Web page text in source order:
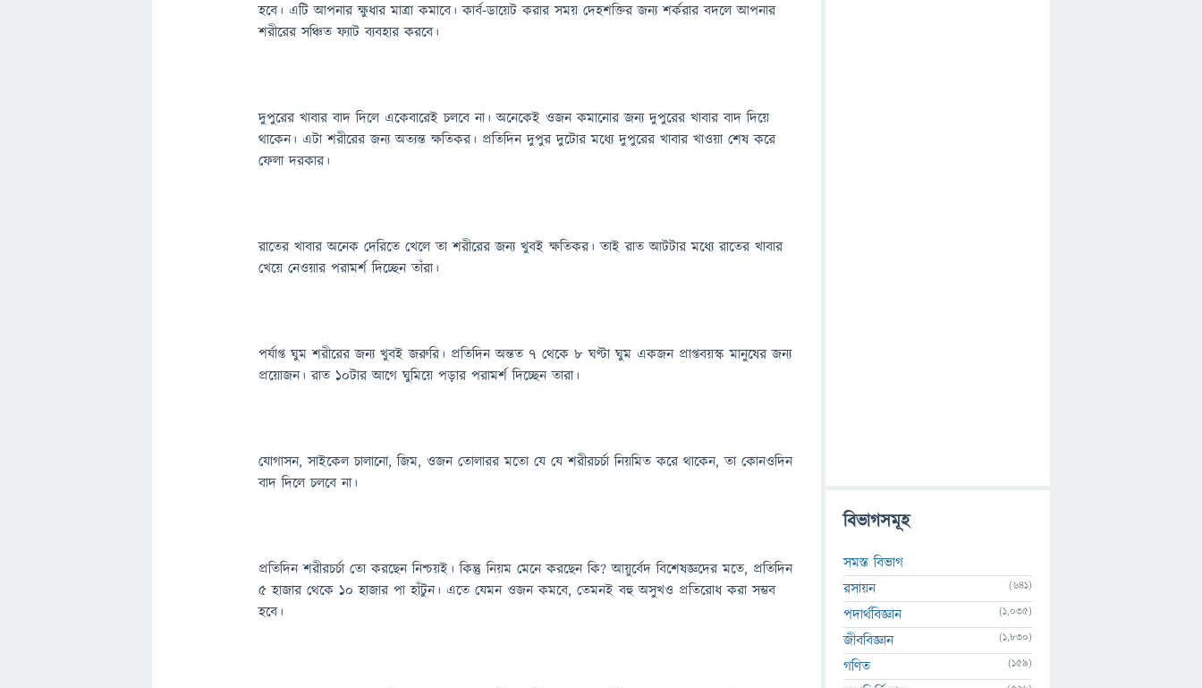
হবে। এটি আপনার ক্ষুধার মাত্রা কমাবে। কার্ব-ডায়েট করার সময় দেহশক্তির জন্য শর্করার বদলে আপনার
শরীরের সঞ্চিত ফ্যাট ব্যবহার করবে।
দুপুরের খাবার বাদ দিলে একেবারেই চলবে না। অনেকেই ওজন কমানোর জন্য দুপুরের খাবার বাদ দিয়ে
থাকেন। এটা শরীরের জন্য অত্যন্ত ক্ষতিকর। প্রতিদিন দুপুর দুটোর মধ্যে দুপুরের খাবার খাওয়া শেষ করে
ফেলা দরকার।
রাতের খাবার অনেক দেরিতে খেলে তা শরীরের জন্য খুবই ক্ষতিকর। তাই রাত আটটার মধ্যে রাতের খাবার
খেয়ে নেওয়ার পরামর্শ দিচ্ছেন তাঁরা।
পর্যাপ্ত ঘুম শরীরের জন্য খুবই জরুরি। প্রতিদিন অন্তত ৭ থেকে ৮ ঘণ্টা ঘুম একজন প্রাপ্তবয়স্ক মানুষের জন্য
প্রয়োজন। রাত ১০টার আগে ঘুমিয়ে পড়ার পরামর্শ দিচ্ছেন তারা।
যোগাসন, সাইকেল চালানো, জিম, ওজন তোলারর মতো যে যে শরীরচর্চা নিয়মিত করে থাকেন, তা কোনওদিন
বাদ দিলে চলবে না।
প্রতিদিন শরীরচর্চা তো করছেন নিশ্চয়ই। কিন্তু নিয়ম মেনে করছেন কি? আয়ুর্বেদ বিশেষজ্ঞদের মতে, প্রতিদিন
৫ হাজার থেকে ১০ হাজার পা হাঁটুন। এতে যেমন ওজন কমবে, তেমনই বহু অসুখও প্রতিরোধ করা সম্ভব
হবে।
বিভাগসমূহ
সমস্ত বিভাগ
রসায়ন
(641)
পদার্থবিজ্ঞান (1,035)
জীববিজ্ঞান (1,830)
গণিত (159)